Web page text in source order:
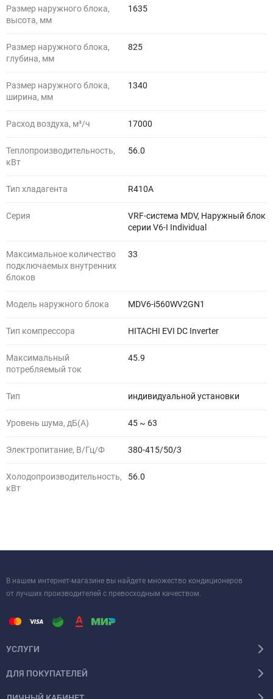
Размер наружного блока,
высота, мм
1635
Размер наружного блока,
глубина, мм
825
Размер наружного блока,
ширина, мм
1340
Расход воздуха, м³/ч 17000
Теплопроизводительность,
кВт
56.0
Тип хладагента R410A
Серия
VRF-система MDV, Наружный блок
серии V6-I Individual
Максимальное количество
подключаемых внутренних
блоков
33
Модель наружного блока MDV6-i560WV2GN1
Тип компрессора HITACHI EVI DC Inverter
Максимальный
потребляемый ток
45.9
Тип индивидуальной установки
Уровень шума, дБ(A) 45 ~ 63
Электропитание, В/Гц/Ф 380-415/50/3
Холодопроизводительность,
кВт
56.0
В нашем интернет-магазине вы найдете множество кондиционеров
от лучших производителей с превосходным качеством.
УСЛУГИ
ДЛЯ ПОКУПАТЕЛЕЙ